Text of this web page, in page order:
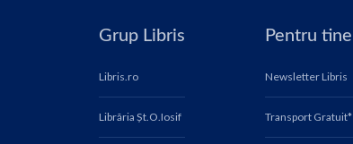
Grup Libris
Libris.ro
Librăria Șt.O.Iosif
Pentru tine
Newsletter Libris
Transport Gratuit*